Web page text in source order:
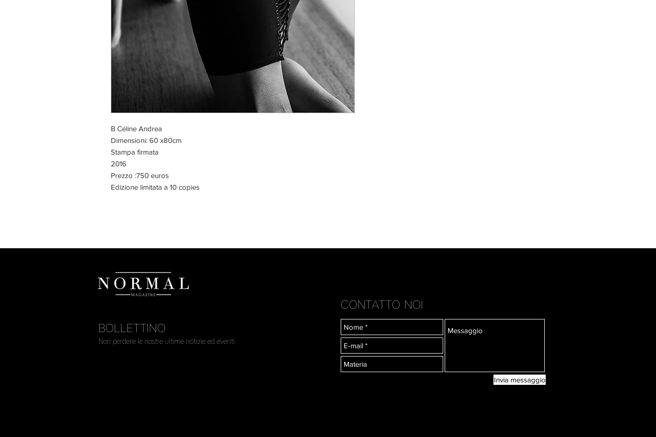
B Céline Andrea
Dimensioni: 60 x80cm
Stampa firmata
2016
Prezzo :750 euros
Edizione limitata a 10 copies
Non perdere le nostre ultime notizie ed eventi.
BOLLETTINO
CONTATTO NOI
Invia messaggio